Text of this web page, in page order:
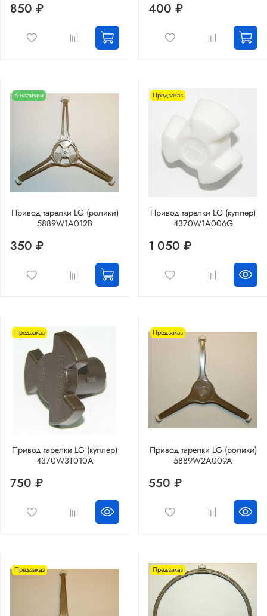
850 ₽ 400 ₽
В наличии
Привод тарелки LG (ролики)
5889W1A012B
350 ₽
Предзаказ
Привод тарелки LG (куплер)
4370W1A006G
1 050 ₽
Предзаказ
Привод тарелки LG (куплер)
4370W3T010A
750 ₽
Предзаказ
Привод тарелки LG (ролики)
5889W2A009A
550 ₽
Предзаказ Предзаказ